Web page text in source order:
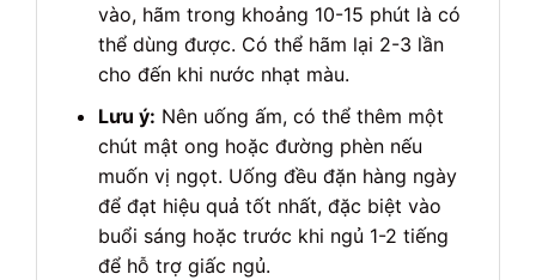
vào, hãm trong khoảng 10-15 phút là có
thể dùng được. Có thể hãm lại 2-3 lần
cho đến khi nước nhạt màu.
Lưu ý: Nên uống ấm, có thể thêm một
chút mật ong hoặc đường phèn nếu
muốn vị ngọt. Uống đều đặn hàng ngày
để đạt hiệu quả tốt nhất, đặc biệt vào
buổi sáng hoặc trước khi ngủ 1-2 tiếng
để hỗ trợ giấc ngủ.